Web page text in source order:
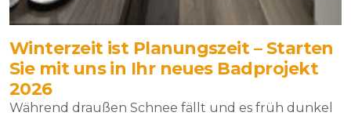
Winterzeit ist Planungszeit – Starten
Sie mit uns in Ihr neues Badprojekt
2026
Während draußen Schnee fällt und es früh dunkel